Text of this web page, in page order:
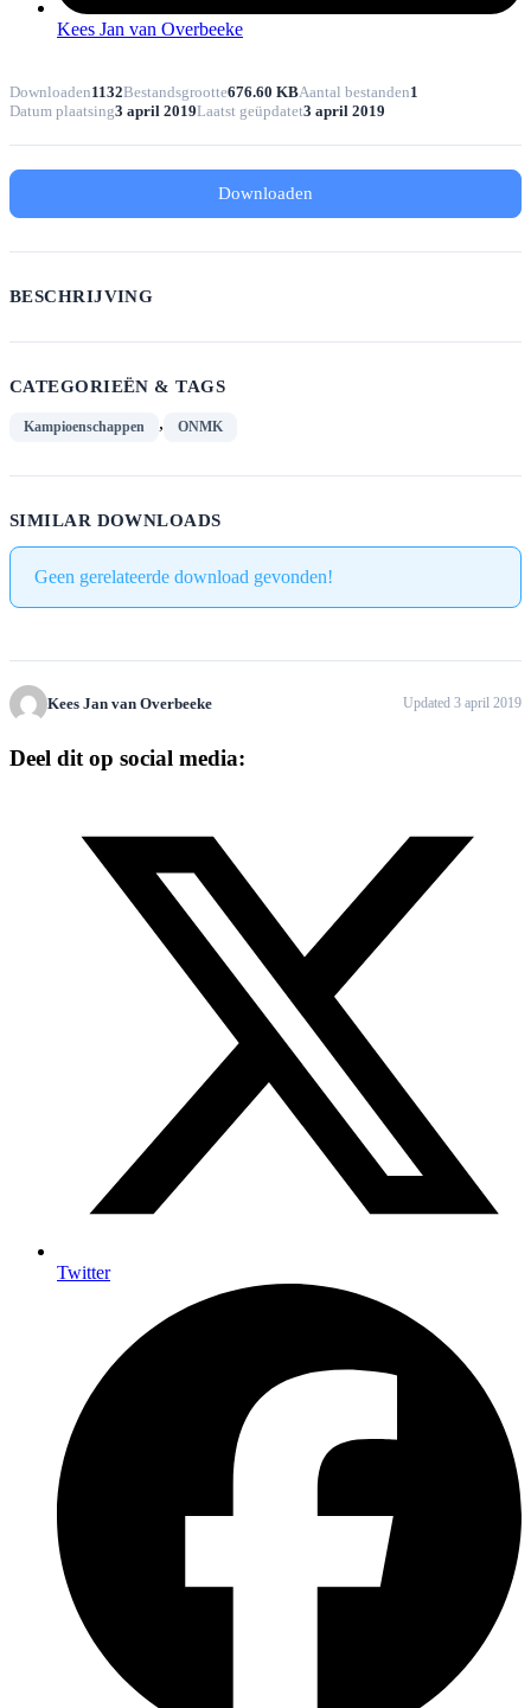
Kees Jan van Overbeeke
Downloaden1132Bestandsgrootte676.60 KBAantal bestanden1
Datum plaatsing3 april 2019Laatst geüpdatet3 april 2019
Downloaden
BESCHRIJVING
CATEGORIEËN & TAGS
Kampioenschappen , ONMK
SIMILAR DOWNLOADS
Geen gerelateerde download gevonden!
Kees Jan van Overbeeke Updated 3 april 2019
Deel dit op social media:
Twitter